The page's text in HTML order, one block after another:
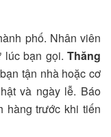
phố. Nhân viên
lúc bạn gọi. Thăng
tận nhà hoặc cơ
và ngày lễ. Báo
hàng trước khi tiến